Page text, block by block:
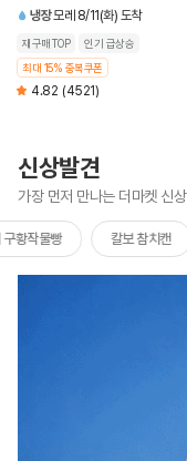
냉장 모레 8/11(화) 도착
재구매TOP
인기 급상승
최대 15% 중복쿠폰
4.82 (4521)
신상발견
가장 먼저 만나는 더마켓 신상
구황작물빵 칼보 참치캔